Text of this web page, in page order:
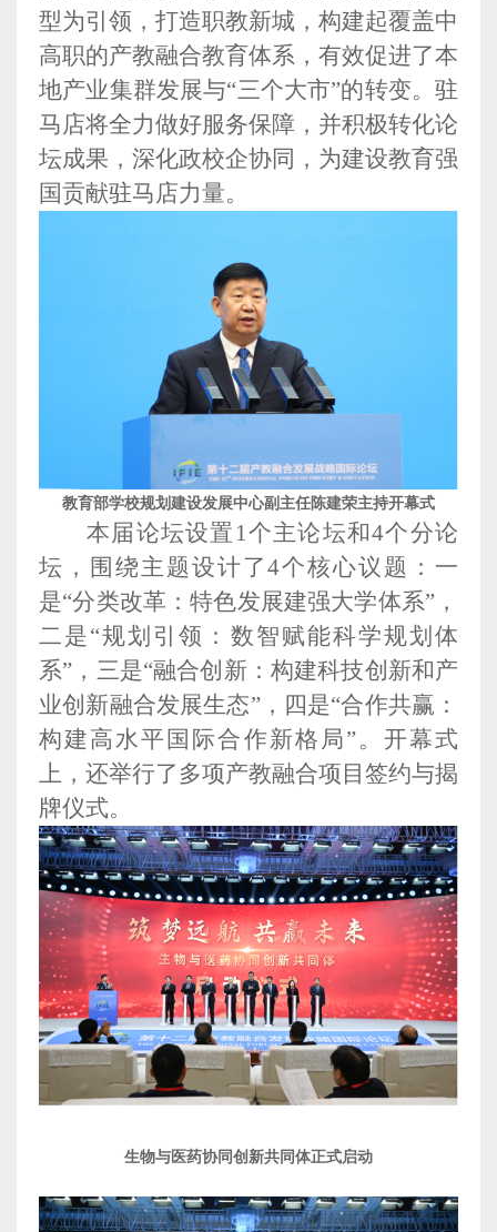
型为引领，打造职教新城，构建起覆盖中
高职的产教融合教育体系，有效促进了本
地产业集群发展与“三个大市”的转变。驻
马店将全力做好服务保障，并积极转化论
坛成果，深化政校企协同，为建设教育强
国贡献驻马店力量。
教育部学校规划建设发展中心副主任陈建荣主持开幕式
本届论坛设置1个主论坛和4个分论
坛，围绕主题设计了4个核心议题：一
是“分类改革：特色发展建强大学体系”，
二是“规划引领：数智赋能科学规划体
系”，三是“融合创新：构建科技创新和产
业创新融合发展生态”，四是“合作共赢：
构建高水平国际合作新格局”。开幕式
上，还举行了多项产教融合项目签约与揭
牌仪式。
生物与医药协同创新共同体正式启动